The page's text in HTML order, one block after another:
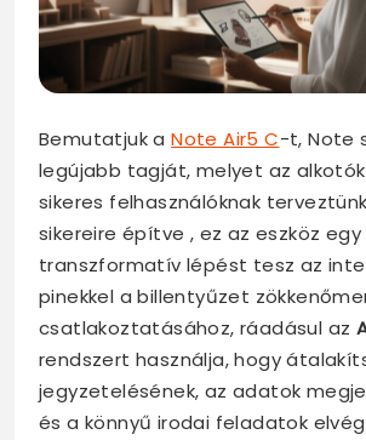
Bemutatjuk aNote Air5 C-t, Note
legújabb tagját, melyet az
sikeres felhasználóknak
sikereire építve , ez az eszköz egy
transzformatív lépést tesz az
pinekkel a billentyűzet
csatlakoztatásához, ráadásul az
rendszert használja, hogy
jegyzetelésének, az adatok
és a könnyű irodai feladatok